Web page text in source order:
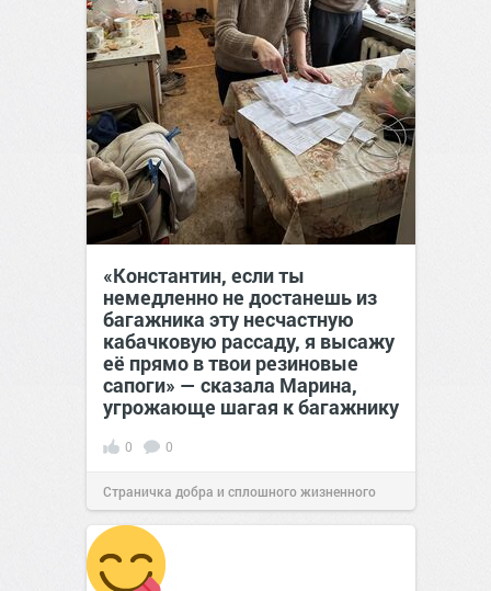
«Константин, если ты
немедленно не достанешь из
багажника эту несчастную
кабачковую рассаду, я высажу
её прямо в твои резиновые
сапоги» — сказала Марина,
угрожающе шагая к багажнику
0 0
Страничка добра и сплошного жизненного
позитива! 00:28Вчера